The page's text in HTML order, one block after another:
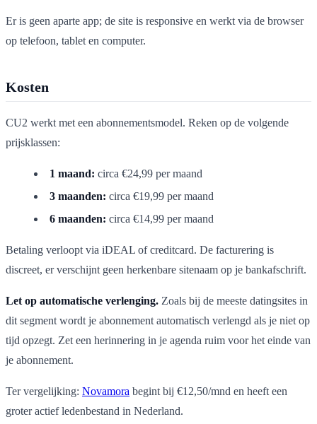
Er is geen aparte app; de site is responsive en werkt via de browser
op telefoon, tablet en computer.
Kosten
CU2 werkt met een abonnementsmodel. Reken op de volgende
prijsklassen:
1 maand: circa €24,99 per maand
3 maanden: circa €19,99 per maand
6 maanden: circa €14,99 per maand
Betaling verloopt via iDEAL of creditcard. De facturering is
discreet, er verschijnt geen herkenbare sitenaam op je bankafschrift.
Let op automatische verlenging. Zoals bij de meeste datingsites in
dit segment wordt je abonnement automatisch verlengd als je niet op
tijd opzegt. Zet een herinnering in je agenda ruim voor het einde van
je abonnement.
Ter vergelijking: Novamora begint bij €12,50/mnd en heeft een
groter actief ledenbestand in Nederland.